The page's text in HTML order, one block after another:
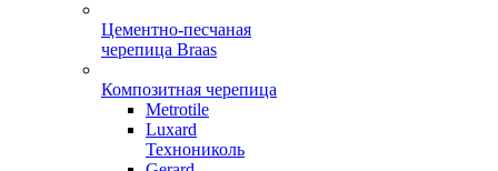
Цементно-песчаная
черепица Braas
Композитная черепица
Metrotile
Luxard
Технониколь